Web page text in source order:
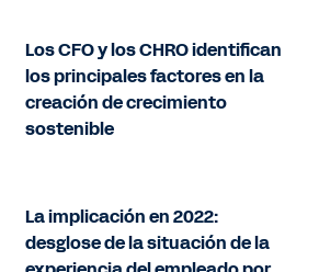
Los CFO y los CHRO identifican
los principales factores en la
creación de crecimiento
sostenible
La implicación en 2022:
desglose de la situación de la